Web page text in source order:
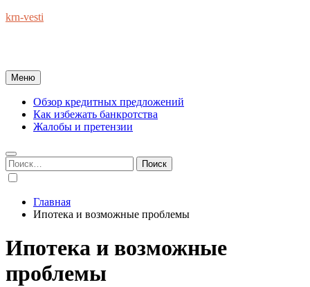
Перейти
krn-vesti
Меню
Обзор кредитных предложений
Как избежать банкротства
Жалобы и претензии
Найти:
Главная
Ипотека и возможные проблемы
Ипотека и возможные
проблемы